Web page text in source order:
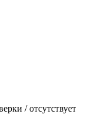
/ отсутствует